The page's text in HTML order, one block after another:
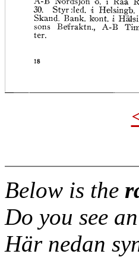
Below is the
Do you see
Här nedan